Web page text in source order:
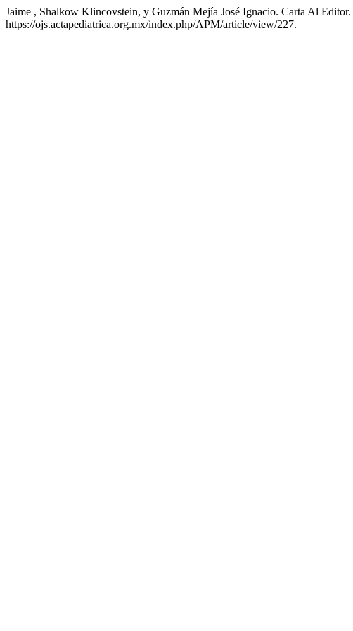
Jaime , Shalkow Klincovstein, y Guzmán Mejía José Ignacio. Carta Al Editor.
https://ojs.actapediatrica.org.mx/index.php/APM/article/view/227.